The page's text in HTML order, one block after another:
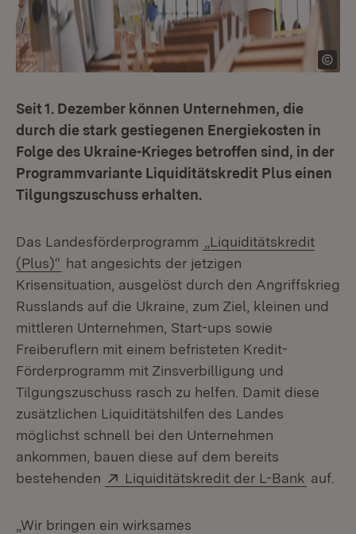
Seit 1. Dezember können Unternehmen, die
durch die stark gestiegenen Energiekosten in
Folge des Ukraine-Krieges betroffen sind, in der
Programmvariante Liquiditätskredit Plus einen
Tilgungszuschuss erhalten.
Das Landesförderprogramm
„Liquiditätskredit
(Plus)“ hat angesichts der jetzigen
Krisensituation, ausgelöst durch den Angriffskrieg
Russlands auf die Ukraine, zum Ziel, kleinen und
mittleren Unternehmen, Start-ups sowie
Freiberuflern mit einem befristeten Kredit-
Förderprogramm mit Zinsverbilligung und
Tilgungszuschuss rasch zu helfen. Damit diese
zusätzlichen Liquiditätshilfen des Landes
möglichst schnell bei den Unternehmen
ankommen, bauen diese auf dem bereits
bestehenden
Extern:
Liquiditätskredit der L-Bank auf.
„Wir bringen ein wirksames